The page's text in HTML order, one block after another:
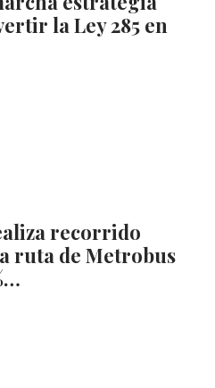
la Ley 285 en
recorrido
ruta de Metrobus